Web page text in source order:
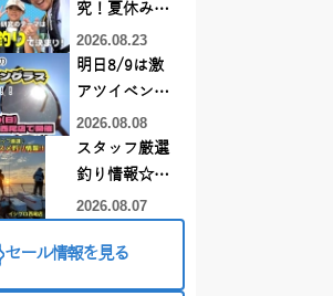
究！夏休みに
釣りデビュー
2026.08.23
明日8/9は激
アツイベント
日！！！～オ
ーダー偏光グ
ラス受注会～
2026.08.08
スタッフ厳選
釣り情報☆彡
連休は何釣り
♪【イシグロ
2026.08.07
セール情報を見る